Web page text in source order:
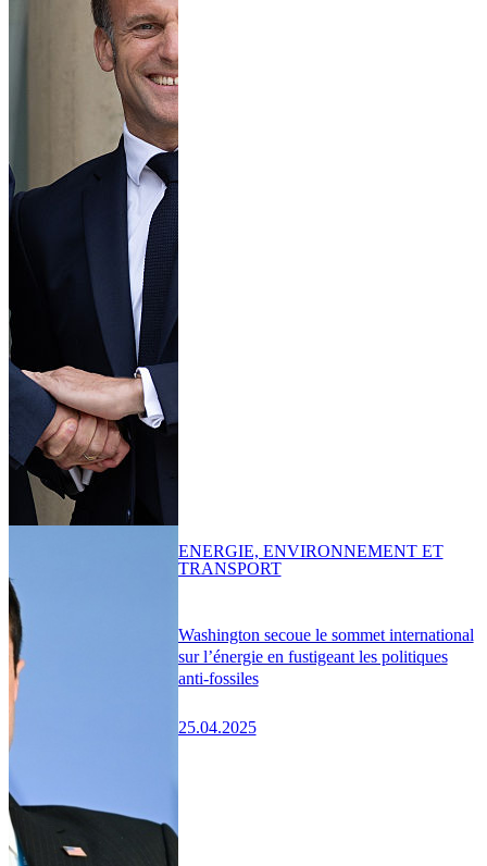
Washington secoue le sommet international
sur l’énergie en fustigeant les politiques
anti-fossiles
25.04.2025
ENERGIE, ENVIRONNEMENT ET
TRANSPORT